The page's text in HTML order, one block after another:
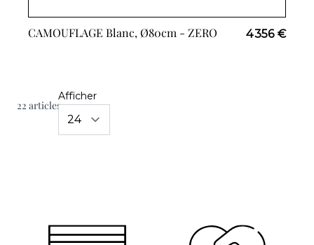
CAMOUFLAGE Blanc, Ø80cm - ZERO 4 356 €
22 articles
Afficher